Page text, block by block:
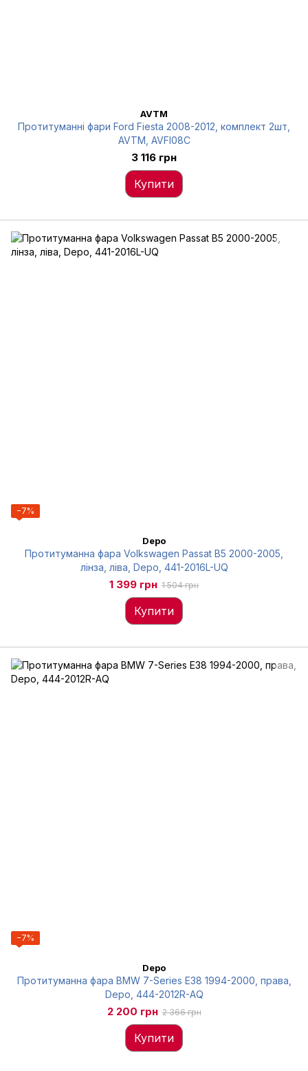
AVTM
Протитуманні фари Ford Fiesta 2008-2012, комплект 2шт,
AVTM, AVFI08C
3 116 грн
Купити
−7%
Depo
Протитуманна фара Volkswagen Passat B5 2000-2005,
лінза, ліва, Depo, 441-2016L-UQ
1 399 грн 1 504 грн
Купити
−7%
Depo
Протитуманна фара BMW 7-Series E38 1994-2000, права,
Depo, 444-2012R-AQ
2 200 грн 2 366 грн
Купити